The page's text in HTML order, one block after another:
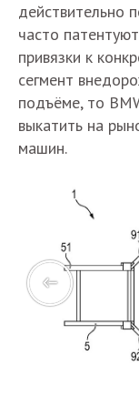
действительно
часто
привязки к
сегмент
подъёме, то
выкатить на
машин.